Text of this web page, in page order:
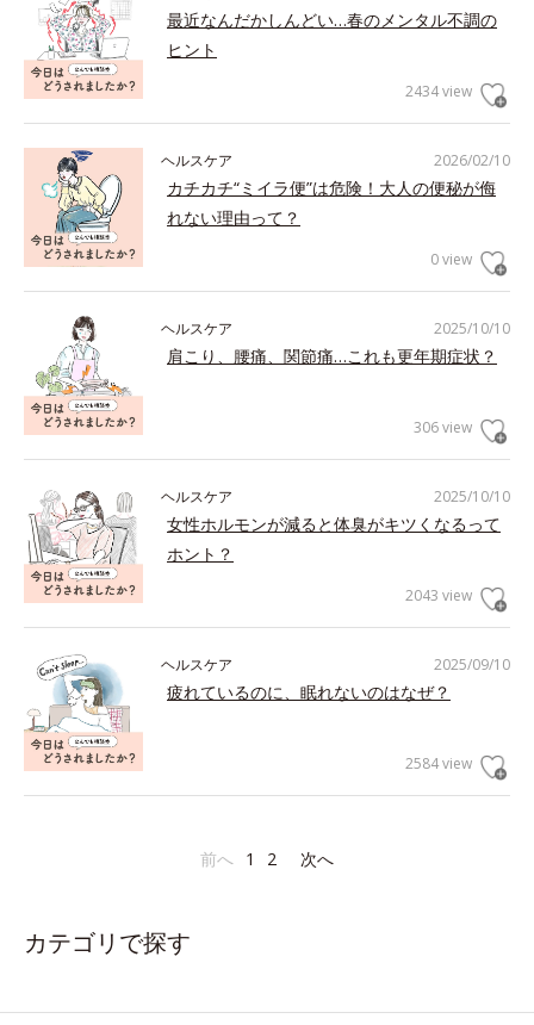
最近なんだかしんどい…春のメンタル不調の
ヒント
2434 view
2026/02/10
ヘルスケア
カチカチ“ミイラ便”は危険！大人の便秘が侮
れない理由って？
0 view
2025/10/10
ヘルスケア
肩こり、腰痛、関節痛…これも更年期症状？
306 view
2025/10/10
ヘルスケア
女性ホルモンが減ると体臭がキツくなるって
ホント？
2043 view
2025/09/10
ヘルスケア
疲れているのに、眠れないのはなぜ？
2584 view
前へ 1 2 次へ
カテゴリで探す